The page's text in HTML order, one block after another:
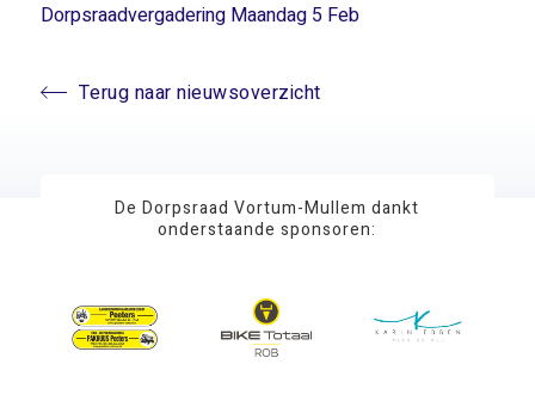
Dorpsraadvergadering Maandag 5 Feb
Terug naar nieuwsoverzicht
De Dorpsraad Vortum-Mullem dankt
onderstaande sponsoren: